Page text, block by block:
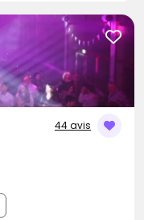
44 avis